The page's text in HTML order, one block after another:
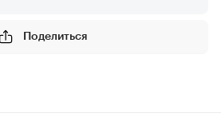
Поделиться